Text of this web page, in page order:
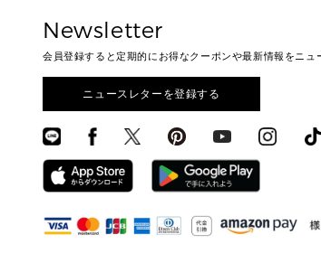
Newsletter
会員登録すると定期的にお得なクーポンや最新情報をニュ
ニュースレターを登録する